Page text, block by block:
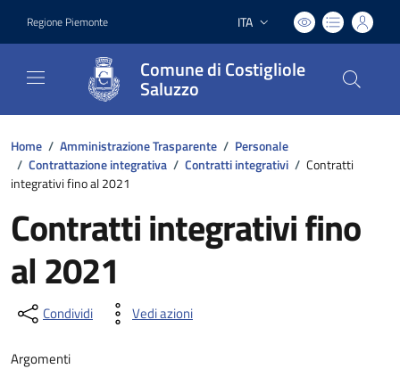
Regione Piemonte Lingua attiva:
ITA
Comune di Costigliole
Saluzzo
Home / Amministrazione Trasparente / Personale
/ Contrattazione integrativa / Contratti integrativi / Contratti
integrativi fino al 2021
Contratti integrativi fino
al 2021
Condividi Vedi azioni
Argomenti